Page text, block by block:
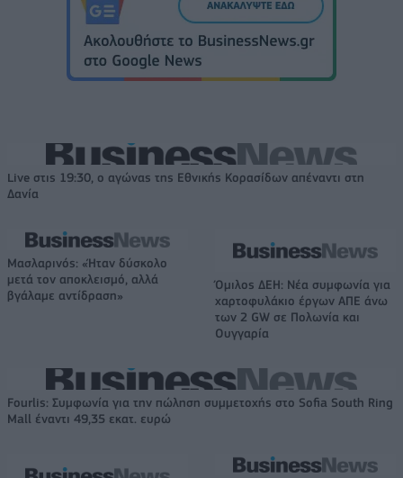
Live στις 19:30, ο αγώνας της Εθνικής Κορασίδων απέναντι στη
Δανία
Μασλαρινός: «Ήταν δύσκολο
μετά τον αποκλεισμό, αλλά
βγάλαμε αντίδραση»
Όμιλος ΔΕΗ: Νέα συμφωνία για
χαρτοφυλάκιο έργων ΑΠΕ άνω
των 2 GW σε Πολωνία και
Ουγγαρία
Fourlis: Συμφωνία για την πώληση συμμετοχής στο Sofia South Ring
Mall έναντι 49,35 εκατ. ευρώ